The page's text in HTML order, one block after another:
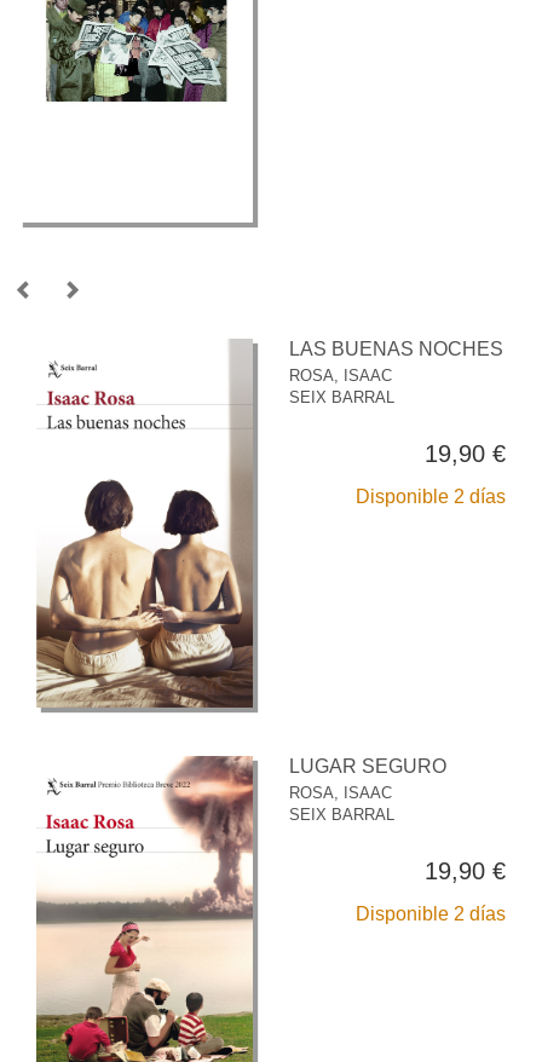
LAS BUENAS NOCHES
ROSA, ISAAC
SEIX BARRAL
19,90 €
Disponible 2 días
LUGAR SEGURO
ROSA, ISAAC
SEIX BARRAL
19,90 €
Disponible 2 días